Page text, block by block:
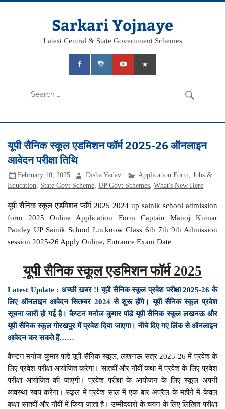
Skip
Sarkari Yojnaye
Latest Central & State Government Schemes
यूपी सैनिक स्कूल एडमिशन फॉर्म 2025-26 ऑनलाइन
आवेदन परीक्षा तिथि
February 10, 2025 Disha Yadav Application Form Jobs &
Education
State Govt Scheme ,UP Govt Schemes ,What's New Here
यूपी सैनिक स्कूल एडमिशन फॉर्म 2025 2024 up sainik school admission
form 2025 Online Application Form Captain Manoj Kumar
Pandey UP Sainik School Lucknow Class 6th 7th 9th Admission
session 2025-26 Apply Online, Entrance Exam Date
यूपी सैनिक स्कूल एडमिशन फॉर्म 2025
Latest Update : अच्छी खबर !! यूपी सैनिक स्कूल प्रवेश परीक्षा 2025-26 के
लिए ऑनलाइन आवेदन सितम्बर 2024 से शुरू होंगे। यूपी सैनिक स्कूल प्रवेश
सूचना जारी हो गई है। कैप्टन मनोज कुमार पांडे यूपी सैनिक स्कूल लखनऊ और
यूपी सैनिक स्कूल गोरखपुर में प्रवेश दिया जाएगा। नीचे दिए गए लिंक से ऑनलाइन
आवेदन कर सकते हैं……
कैप्टन मनोज कुमार पांडे यूपी सैनिक स्कूल, लखनऊ सत्र 2025-26 में प्रवेश के
लिए प्रवेश परीक्षा आयोजित करेगा। सातवीं और नौवीं कक्षा में प्रवेश के लिए प्रवेश
परीक्षा आयोजित की जाएगी। प्रवेश परीक्षा के आयोजन के लिए स्कूल अपनी
व्यवस्था स्वयं करेगा। स्कूल में प्रवेश साल में एक बार अप्रैल के महीने में केवल
कक्षा सातवीं और नौवीं में किया जाता है। उम्मीदवारों के चयन के लिए लिखित परीक्षा